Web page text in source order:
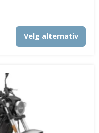
Velg alternativ